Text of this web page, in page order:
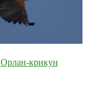
Орлан-крикун